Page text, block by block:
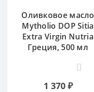
Оливковое масло
Mytholio DOP Sitia
Extra Virgin Nutria
Греция, 500 мл
1 370 ₽